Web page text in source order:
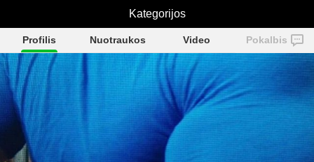
MuscularBear
Profilis Nuotraukos Video Pokalbis
Kategorijos